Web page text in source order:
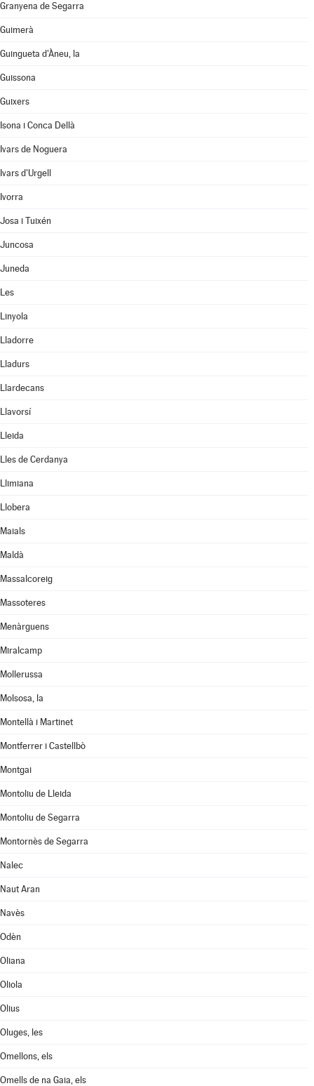
Granyena de Segarra
Guimerà
Guingueta d'Àneu, la
Guissona
Guixers
Isona i Conca Dellà
Ivars de Noguera
Ivars d'Urgell
Ivorra
Josa i Tuixén
Juncosa
Juneda
Les
Linyola
Lladorre
Lladurs
Llardecans
Llavorsí
Lleida
Lles de Cerdanya
Llimiana
Llobera
Maials
Maldà
Massalcoreig
Massoteres
Menàrguens
Miralcamp
Mollerussa
Molsosa, la
Montellà i Martinet
Montferrer i Castellbò
Montgai
Montoliu de Lleida
Montoliu de Segarra
Montornès de Segarra
Nalec
Naut Aran
Navès
Odèn
Oliana
Oliola
Olius
Oluges, les
Omellons, els
Omells de na Gaia, els